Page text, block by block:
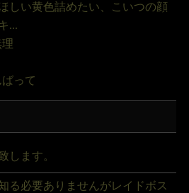
しい黄色詰めたい、こいつの顔
...
って
します。
る必要ありませんがレイドボス